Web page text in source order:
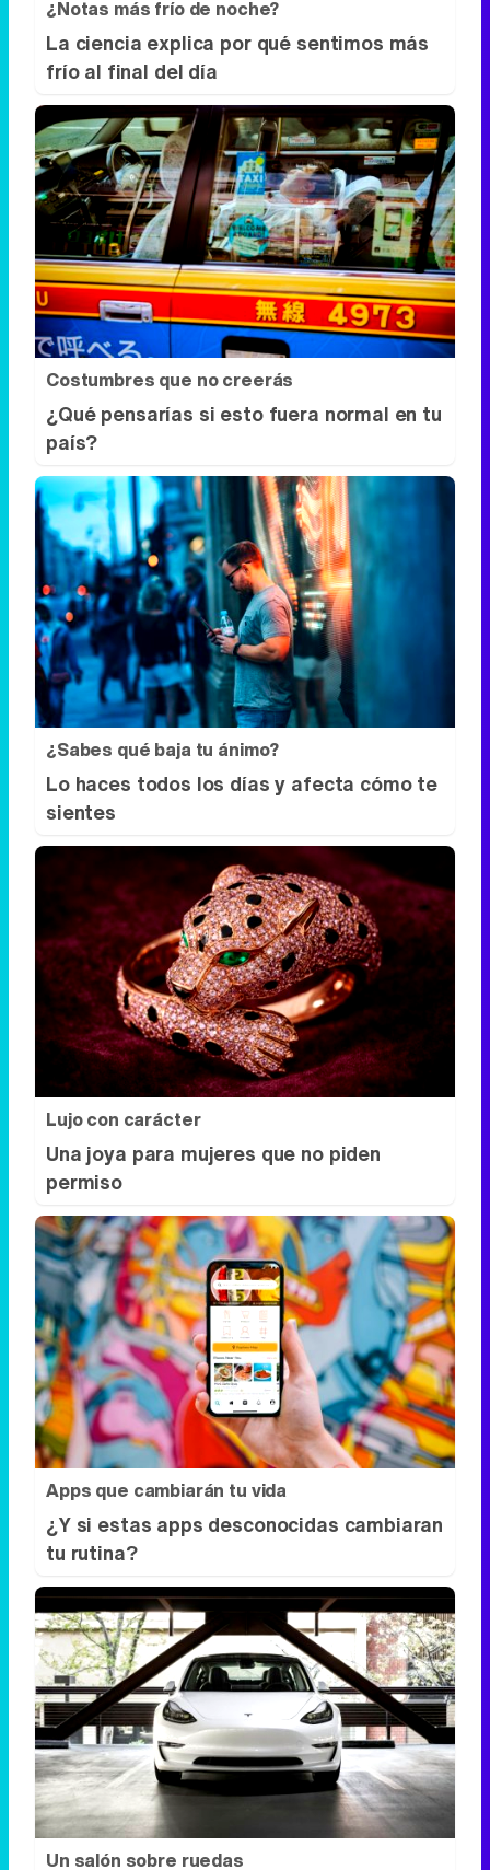
¿Notas más frío de noche?
La ciencia explica por qué sentimos más
frío al final del día
Costumbres que no creerás
¿Qué pensarías si esto fuera normal en tu
país?
¿Sabes qué baja tu ánimo?
Lo haces todos los días y afecta cómo te
sientes
Lujo con carácter
Una joya para mujeres que no piden
permiso
Apps que cambiarán tu vida
¿Y si estas apps desconocidas cambiaran
tu rutina?
Un salón sobre ruedas